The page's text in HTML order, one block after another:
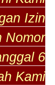
Izin
Nomor
6
Kami